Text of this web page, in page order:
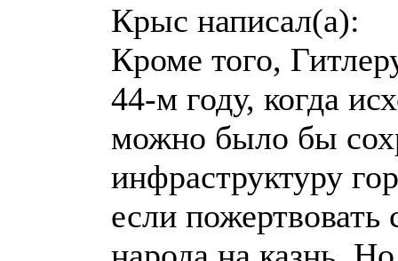
Крыс написал(а):
Кроме того,
44-м году, когда
можно было бы
инфраструктуру
если пожертвовать